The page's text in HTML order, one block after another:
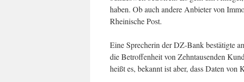
haben. Ob auch andere Anbieter von
Rheinische Post.
Eine Sprecherin der DZ-Bank bestätigte
die Betroffenheit von Zehntausenden
heißt es, bekannt ist aber, dass Daten